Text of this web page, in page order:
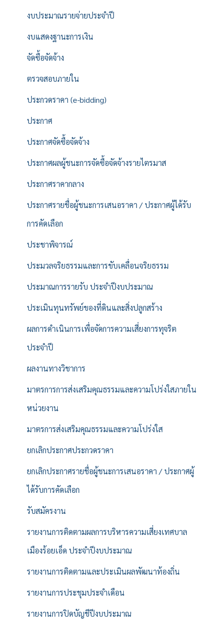
งบประมาณรายจ่ายประจำปี
งบแสดงฐานะการเงิน
จัดซื้อจัดจ้าง
ตรวจสอบภายใน
ประกวดราคา (e-bidding)
ประกาศ
ประกาศจัดซื้อจัดจ้าง
ประกาศผลผู้ชนะการจัดซื้อจัดจ้างรายไตรมาส
ประกาศราคากลาง
ประกาศรายชื่อผู้ชนะการเสนอราคา / ประกาศผู้ได้รับ
การคัดเลือก
ประชาพิจารณ์
ประมวลจริยธรรมและการขับเคลื่อนจริยธรรม
ประมาณการรายรับ ประจำปีงบประมาณ
ประเมินทุนทรัพย์ของที่ดินและสิ่งปลูกสร้าง
ผลการดำเนินการเพื่อจัดการความเสี่ยงการทุจริต
ประจำปี
ผลงานทางวิชาการ
มาตรการการส่งเสริมคุณธรรมและความโปร่งใสภายใน
หน่วยงาน
มาตรการส่งเสริมคุณธรรมและความโปร่งใส
ยกเลิกประกาศประกวดราคา
ยกเลิกประกาศรายชื่อผู้ชนะการเสนอราคา / ประกาศผู้
ได้รับการคัดเลือก
รับสมัครงาน
รายงานการติดตามผลการบริหารความเสี่ยงเทศบาล
เมืองร้อยเอ็ด ประจำปีงบประมาณ
รายงานการติดตามและประเมินผลพัฒนาท้องถิ่น
รายงานการประชุมประจำเดือน
รายงานการปิดบัญชีปีงบประมาณ